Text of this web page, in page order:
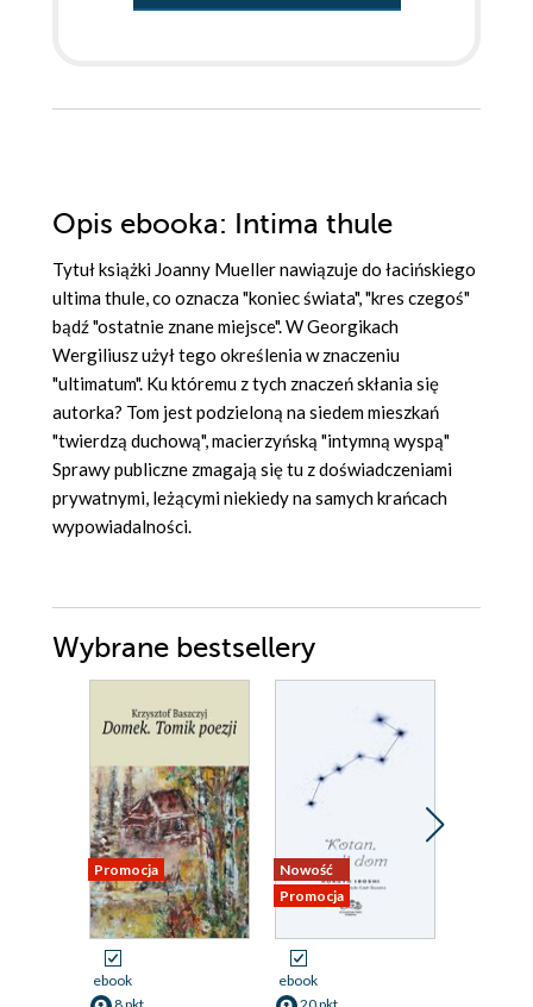
Opis ebooka: Intima thule
Tytuł książki Joanny Mueller nawiązuje do łacińskiego
ultima thule, co oznacza "koniec świata", "kres czegoś"
bądź "ostatnie znane miejsce". W Georgikach
Wergiliusz użył tego określenia w znaczeniu
"ultimatum". Ku któremu z tych znaczeń skłania się
autorka? Tom jest podzieloną na siedem mieszkań
"twierdzą duchową", macierzyńską "intymną wyspą"
Sprawy publiczne zmagają się tu z doświadczeniami
prywatnymi, leżącymi niekiedy na samych krańcach
wypowiadalności.
Wybrane bestsellery
Promocja
ebook
Nowość
Promocja
ebook